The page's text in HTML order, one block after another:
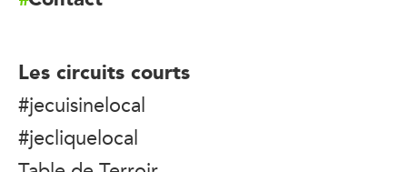
Les circuits courts
#jecuisinelocal
#jecliquelocal